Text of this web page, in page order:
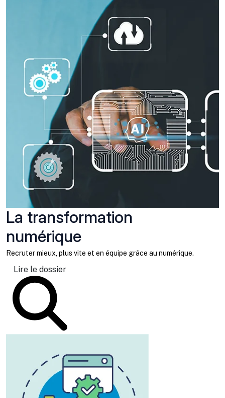
La transformation
numérique
Recruter mieux, plus vite et en équipe grâce au numérique.
Lire le dossier